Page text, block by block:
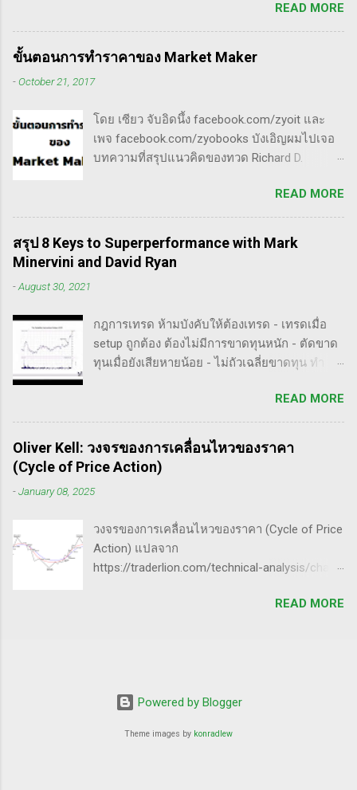
มือที่หวงของ เพราะเขาจะตบขึ้น/ลงเพื่อให้เม่า
คายหุ้นคืน ยิ่งมีเยอะยิ่งน่าสนใจ gap ประเภทนี้มัก
จะมีการลงมาปิดในเวลาอีกไม่นาน เพราะราคายัง
ประเภท double three Breakaway gap เป็นการ
กระโดดข้ามเวฟสอง...
“การทำการบ้านอย่างหนักทุกคืน จะให้ผล
ตอบแทนเป็นผลกำไรมหาศาลเป็นล้านๆ เมื่อรวม
วิธีการที่พิสูจน์ได้ การบ้าน และความอดทนเข้า
เป็นการติดตามข่าวสาร การวิเคราะห์ทางเทคนิค
หรือปัจจัยพื้นฐาน การสแกนหุ้นที่มีศักยภาพเป็นผู้
ชนะในอนาคต การลงรายละเอียดในการวิเคราะห์
จังหวะที่เหมาะสมในการเข้าเทรด . - วิธีการที่
พิสูจน์แล้วว่าทำเงินได้จริงและทำซ้ำได้ตลอด
(Method): การมีระบบหรือกลยุทธ์ที่ชัดเจนในการ
เทรดเป็นสิ่งสำคัญ เพราะจะช่วยให้คุณไม่หลงลืม
(Patience): การรอคอยและไม่รีบร้อนถือเป็น
คุณสมบัติที่สำคัญในนักเทรด ความอดทนช่วยให้
คุณสามารถทนต่อความผันผวนของตลาดและรอ
คอยจังหวะที่ดี...
READ MORE
ขั้นตอนการทำราคาของ Market Maker
-October 21, 2017
โดย เซียว จับอิดนึ้ง facebook.com/zyoit และ
เพจ facebook.com/zyobooks บังเอิญผมไปเจอ
บทความที่สรุปแนวคิดของทวด Richard D.
เอง, ก็เลยอดตื่นใจไม่ได้กับข้อมูลที่เขาเขียนถึง "
How Manipulators Operate " ซึีงผมตีความว่ามัน
น่าเป็น " ขั้นตอนการทำราคาของ Market Maker "
พอได้สแกนคร่าวๆแล้วก็รู้สึกว่าน่าสนใจ เลย
พยายามแปลให้ตัวเองรู้เรื่อง แม้ว่าภาษาของแกจะ
อาจจะไม่เป๊ะตามใจความที่เขาพยายามสื่อ แต่ก็
น่าจะพอเห็นภาพได้ในระดับหนึ่งครับ ใครที่ภาษา
อังกฤษคล่องๆ ก็ไปอ่านต้นฉบับได้ที่ลิ้งค์นี้นะ
3/01/21/book-review-of-stock-market-
technique-number-one-by-richard-d-wyckoff/
ขั้นตอนการทำราคาของ Market Maker 1) เลือก
เป้าหมาย - ทำการทดสอบอย่างต่อเนื่องเพื่อดูว่า
ตลาดที่มีความต้านทานน้อยสุด - ที่ต้องเลือกตัวที่
มีความต้าน...
READ MORE
สรุป 8 Keys to Superperformance with Mark
Minervini and David Ryan
-August 30, 2021
กฎการเทรด ห้ามบังคับให้ต้องเทรด - เทรดเมื่อ
setup ถูกต้อง ต้องไม่มีการขาดทุนหนัก - ตัดขาด
ทุนเมื่อยังเสียหายน้อย - ไม่ถัวเฉลี่ยขาดทุน ทำ
ตนเอง และต้องตั้งกฏขึ้นมา - ต้องมีวินัย ทำตาม
กฎ - ต้องอยู่ในขอบเขตความรู้/สามารถในการ
แข่งขันตน - เทรดตาม setup ที่คุ้นเคย - ห้ามถัว
เฉลี่ยขาดทุน เป้าหมายของนักเทรดมืออาชีพ -
ตัดขาดทุนให้เสียหายน้อยไว้ก่อน - กินกำไรคำ
ใหญ่(กว่าตัดขาดทุน) - ทบต้นให้ได้มากที่สุด /
50% ของทั้งหมด กุญแจ 4 ดอกเพื่อปั้นพอร์ตให้โต
ระเบิด ๑. จับจังหวะตลาด Price pattern ฐานราคา
จะเกิดซ้ำรอยเสมอ ระบุให้ได้ ซื้อให้ถูกจังหวะ ฝึก
ที่ - ทะลุขึ้นจากการบีบตัว consolidation - ทะลุขึ้น
กำไร อย่าถือยาว จบรอบ ตัวใครตัวมัน ๒.
READ MORE
Oliver Kell: วงจรของการเคลื่อนไหวของราคา
(Cycle of Price Action)
-January 08, 2025
วงจรของการเคลื่อนไหวของราคา (Cycle of Price
Action) แปลจาก
https://traderlion.com/technical-analysis/chart-
Oliver Kell เป็นนักเทรดที่ประสบความสำเร็จอย่าง
ตลาดขาขึ้น (Uptrend) และตลาดขาลง
Price Action กลยุทธ์ Cycle of Price Action ของ
READ MORE
Powered by Blogger
Theme images by konradlew